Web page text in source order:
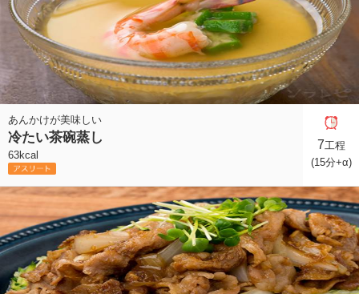
あんかけが美味しい
冷たい茶碗蒸し
63kcal
7工程
(15分+α)